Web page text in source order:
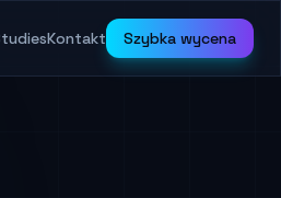
Kontakt Szybka wycena